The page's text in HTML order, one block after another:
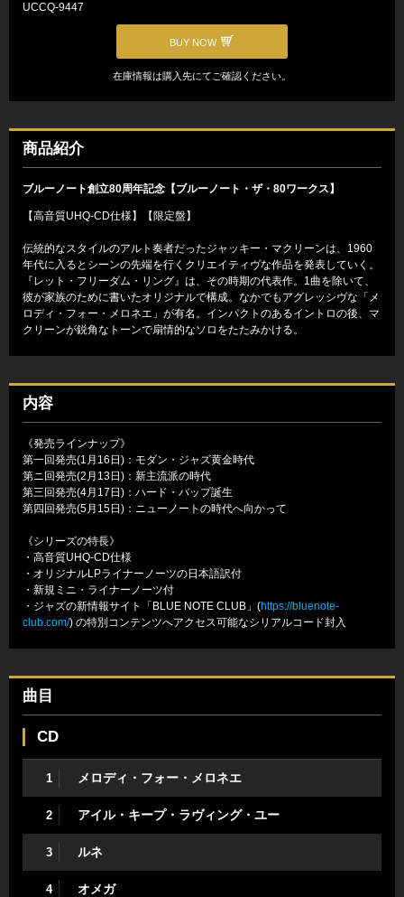
UCCQ-9447
BUY NOW
在庫情報は購入先にてご確認ください。
商品紹介
ブルーノート創立80周年記念【ブルーノート・ザ・80ワークス】
【高音質UHQ-CD仕様】【限定盤】
伝統的なスタイルのアルト奏者だったジャッキー・マクリーンは、1960
年代に入るとシーンの先端を行くクリエイティヴな作品を発表していく。
『レット・フリーダム・リング』は、その時期の代表作。1曲を除いて、
彼が家族のために書いたオリジナルで構成。なかでもアグレッシヴな「メ
ロディ・フォー・メロネエ」が有名。インパクトのあるイントロの後、マ
クリーンが鋭角なトーンで扇情的なソロをたたみかける。
内容
《発売ラインナップ》
第一回発売(1月16日)：モダン・ジャズ黄金時代
第ニ回発売(2月13日)：新主流派の時代
第三回発売(4月17日)：ハード・バップ誕生
第四回発売(5月15日)：ニューノートの時代へ向かって
《シリーズの特長》
・高音質UHQ-CD仕様
・オリジナルLPライナーノーツの日本語訳付
・新規ミニ・ライナーノーツ付
・ジャズの新情報サイト「BLUE NOTE CLUB」(https://bluenote-
club.com/) の特別コンテンツへアクセス可能なシリアルコード封入
曲目
CD
1 メロディ・フォー・メロネエ
2 アイル・キープ・ラヴィング・ユー
3 ルネ
4 オメガ